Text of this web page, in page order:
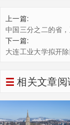
上一篇:
中国三分之二的省
下一篇:
大连工业大学拟开
相关文章阅